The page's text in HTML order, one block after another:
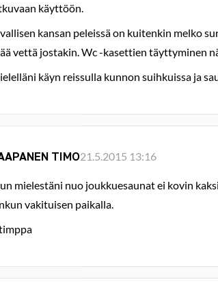
käyttöön.
kansan peleissä on kuitenkin melko
vettä jostakin. Wc -kasettien täyttyminen
käyn reissulla kunnon suihkuissa ja
TIMO21.5.2015 13:16
mielestäni nuo joukkuesaunat ei kovin
vakituisen paikalla.